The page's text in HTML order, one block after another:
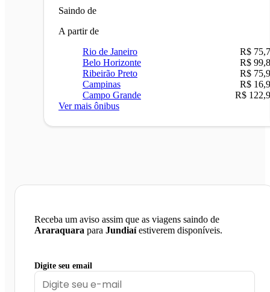
Saindo de
A partir de
Rio de Janeiro
R$
Belo Horizonte
R$
Ribeirão Preto
R$
Campinas
R$
Campo Grande
R$
Ver mais ônibus
Receba um aviso assim que as viagens saindo de
Araraquara para Jundiaíestiverem disponíveis.
Digite seu email